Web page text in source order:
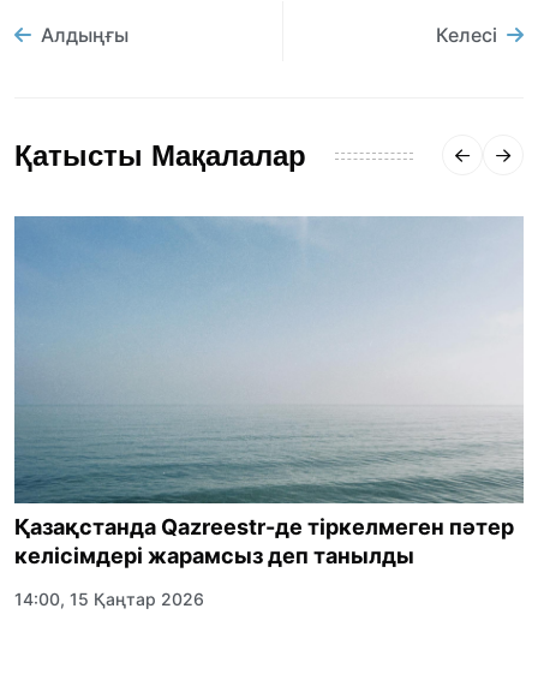
Алдыңғы Келесі
Қатысты Мақалалар
Қазақстанда Qazreestr-де тіркелмеген пәтер
келісімдері жарамсыз деп танылды
14:00, 15 Қаңтар 2026